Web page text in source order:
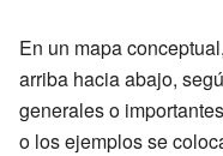
En un mapa
arriba hacia abajo,
generales o
o los ejemplos se